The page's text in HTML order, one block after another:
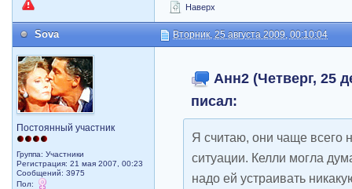
Наверх
Sova Вторник, 25 августа 2009, 00:10:04
Постоянный участник
Группа: Участники
Регистрация: 21 мая 2007, 00:23
Сообщений: 3975
Пол:
Анн2 (Четверг, 25
писал:
Я считаю, они чаще всего
ситуации. Келли могла
надо ей устраивать